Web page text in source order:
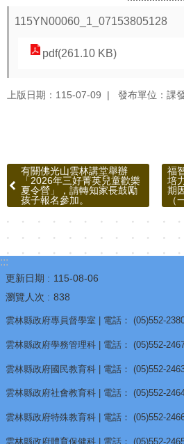
果
台
兒
少
資
等
專
區
音
樂
115YN00060_1_07153805128
pdf(261.10 KB)
上版日期：115-07-09 發布單位：課
有關佛光山雲林講堂舉辦
「2026年三好菁英兒童歡樂
夏令營」，請轉知家長鼓勵
孩子報名參加。
福
培
期
（
:::
更新日期
115-08-06
瀏覽人次
838
雲林縣政府專員督學室 | 電話： (05)552-
雲林縣政府學務管理科 | 電話： (05)552-
雲林縣政府國民教育科 | 電話： (05)552-
雲林縣政府社會教育科 | 電話： (05)552-
雲林縣政府特殊教育科 | 電話： (05)552-
雲林縣政府體育保健科 | 電話： (05)552-